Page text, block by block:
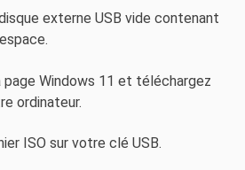
externe USB vide contenant
Windows 11 et téléchargez
ordinateur.
ISO sur votre clé USB.